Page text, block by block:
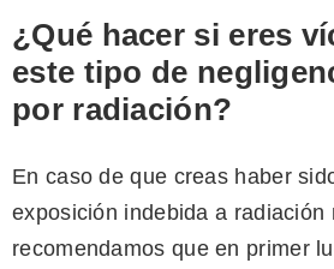
¿Qué hacer si eres
este tipo de
por radiación?
En caso de que creas haber
exposición indebida a radiación
recomendamos que en primer